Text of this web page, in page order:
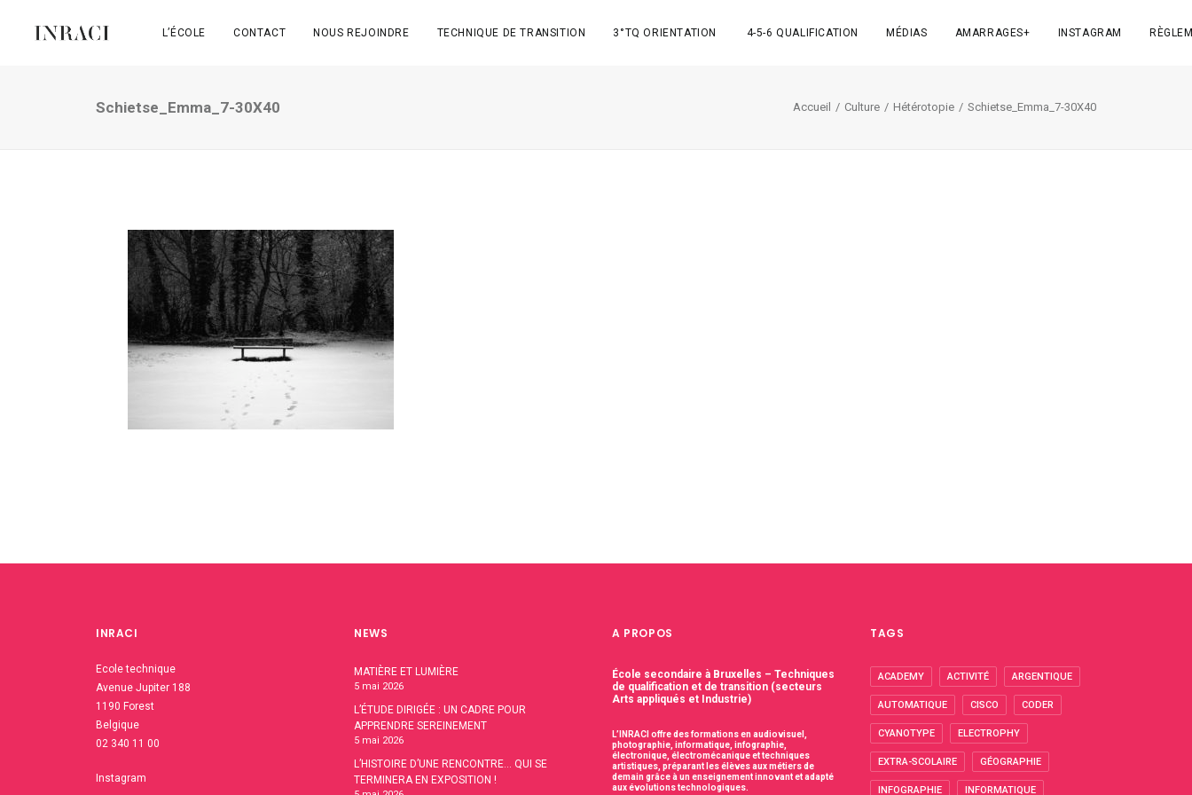
L’ÉCOLE CONTACT NOUS REJOINDRE TECHNIQUE DE TRANSITION 3°TQ ORIENTATION 4-5-6 QUALIFICATION MÉDIAS AMARRAGES+ INSTAGRAM
Schietse_Emma_7-30X40 Accueil Culture Hétérotopie Schietse_Emma_7-30X40
INRACI
Ecole technique
Avenue Jupiter 188
1190 Forest
Belgique
02 340 11 00
Instagram
NEWS
MATIÈRE ET LUMIÈRE
5 mai 2026
L’ÉTUDE DIRIGÉE : UN CADRE POUR
APPRENDRE SEREINEMENT
5 mai 2026
L’HISTOIRE D’UNE RENCONTRE… QUI SE
TERMINERA EN EXPOSITION !
A PROPOS
École secondaire à Bruxelles – Techniques
de qualification et de transition (secteurs
Arts appliqués et Industrie)
L’INRACI offre des formations en audiovisuel,
photographie, informatique, infographie,
électronique, électromécanique et techniques
artistiques, préparant les élèves aux métiers de
demain grâce à un enseignement innovant et adapté
aux évolutions technologiques.
TAGS
ACADEMY ACTIVITÉ ARGENTIQUE
AUTOMATIQUE CISCO CODER
CYANOTYPE ELECTROPHY
EXTRA-SCOLAIRE GÉOGRAPHIE
INFOGRAPHIE INFORMATIQUE